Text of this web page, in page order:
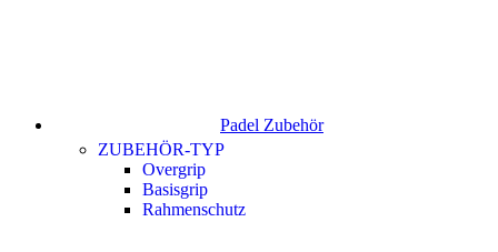
Padel Zubehör
ZUBEHÖR-TYP
Overgrip
Basisgrip
Rahmenschutz